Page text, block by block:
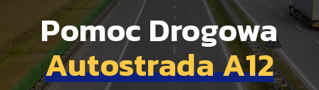
Pomoc Drogowa
Autostrada A12